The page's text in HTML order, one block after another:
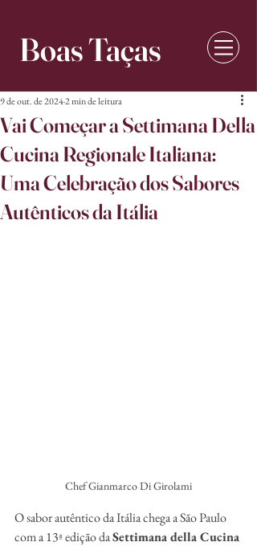
Boas Taças
Vai Começar a Settimana Della
Cucina Regionale Italiana:
Uma Celebração dos Sabores
Autênticos da Itália
9 de out. de 20242 min de leitura
Chef Gianmarco Di Girolami
O sabor autêntico da Itália chega a São Paulo
com a 13ª edição da Settimana della Cucina